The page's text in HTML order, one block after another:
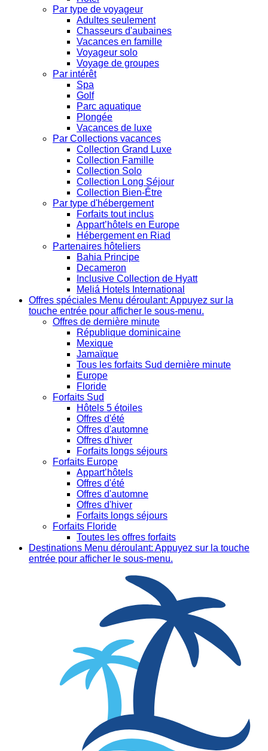
Par type de voyageur
Adultes seulement
Chasseurs d'aubaines
Vacances en famille
Voyageur solo
Voyage de groupes
Par intérêt
Spa
Golf
Parc aquatique
Plongée
Vacances de luxe
Par Collections vacances
Collection Grand Luxe
Collection Famille
Collection Solo
Collection Long Séjour
Collection Bien-Être
Par type d'hébergement
Forfaits tout inclus
Appart’hôtels en Europe
Hébergement en Riad
Partenaires hôteliers
Bahia Principe
Decameron
Inclusive Collection de Hyatt
Meliá Hotels International
Offres spéciales Menu déroulant: Appuyez sur la
touche entrée pour afficher le sous-menu.
Offres de dernière minute
République dominicaine
Mexique
Jamaïque
Tous les forfaits Sud dernière minute
Europe
Floride
Forfaits Sud
Hôtels 5 étoiles
Offres d'été
Offres d'automne
Offres d'hiver
Forfaits longs séjours
Forfaits Europe
Appart’hôtels
Offres d'été
Offres d'automne
Offres d'hiver
Forfaits longs séjours
Forfaits Floride
Toutes les offres forfaits
Destinations Menu déroulant: Appuyez sur la touche
entrée pour afficher le sous-menu.